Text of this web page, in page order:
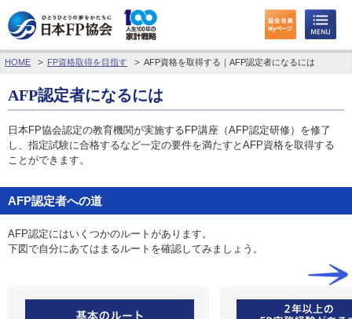
わたしたちのくらしとお金
FPに相談する
FP資格取得を目指す
個人会員の皆様へ
日本FP協会について
パーソナルファイナンス教育について
HOME FP資格取得を目指す AFP資格を取得する｜AFP認定者になるには
AFP認定者になるには
日本FP協会認定の教育機関が実施するFP講座（AFP認定研修）を修了
し、指定試験に合格するなど一定の要件を満たすとAFP資格を取得する
ことができます。
AFP認定者への道
AFP認定にはいくつかのルートがあります。
下図で自分にあてはまるルートを確認してみましょう。